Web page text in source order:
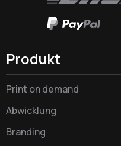
Produkt
Print on demand
Abwicklung
Branding